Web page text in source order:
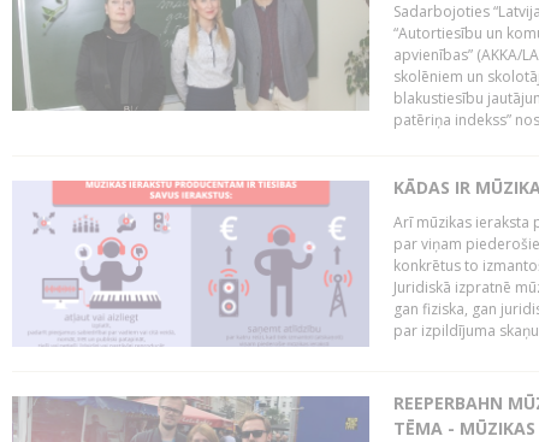
Sadarbojoties
“Autortiesību un
apvienības” (AKKA/
skolēniem un
blakustiesību
patēriņa indekss”
KĀDAS IR
Arī mūzikas ieraksta
par viņam
konkrētus to
Juridiskā izpratnē
gan fiziska, gan
par izpildījuma
REEPERBAHN
TĒMA -